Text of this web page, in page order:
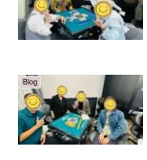
Blog